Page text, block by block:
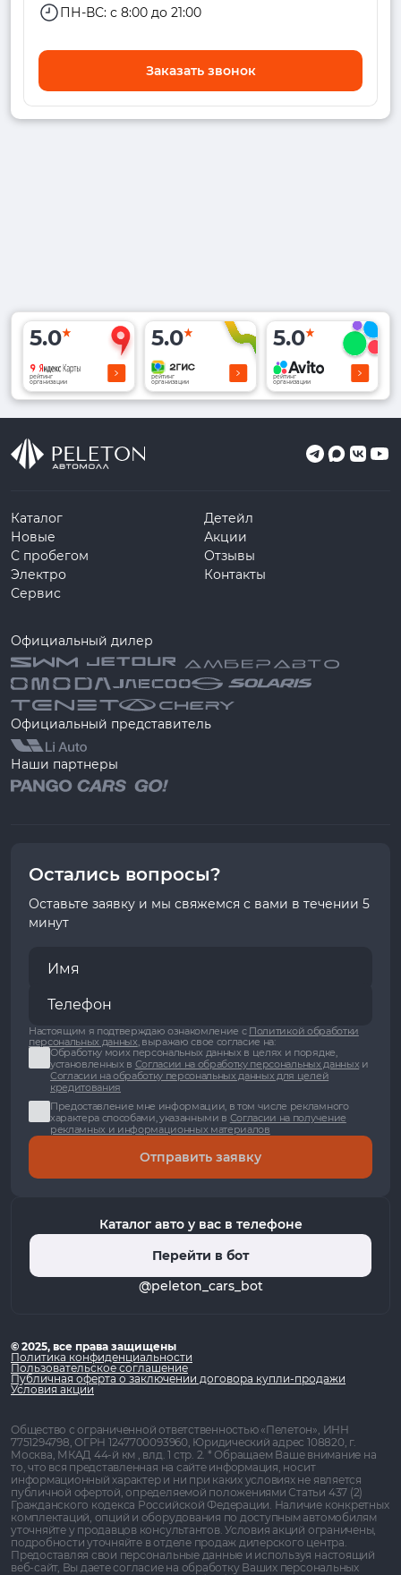
ПН-ВС: с 8:00 до 21:00
Заказать звонок
5.0
рейтинг
организации
5.0
рейтинг
организации
5.0
рейтинг
организации
Каталог
Новые
С пробегом
Электро
Сервис
Детейл
Акции
Отзывы
Контакты
Официальный дилер
Официальный представитель
Наши партнеры
Остались вопросы?
Оставьте заявку и мы свяжемся с вами в течении 5
минут
Настоящим я подтверждаю ознакомление с Политикой обработки
персональных данных, выражаю свое согласие на:
Обработку моих персональных данных в целях и порядке,
установленных в Согласии на обработку персональных данныхи
Согласии на обработку персональных данных для целей
кредитования
Предоставление мне информации, в том числе рекламного
характера способами, указанными в Согласии на получение
рекламных и информационных материалов
Отправить заявку
Каталог авто у вас в телефоне
Перейти в бот
@peleton_cars_bot
© 2025, все права защищены
Политика конфиденциальности
Пользовательское соглашение
Публичная оферта о заключении договора купли-продажи
Условия акции
Общество с ограниченной ответственностью «Пелетон», ИНН
7751294798, ОГРН 1247700093960, Юридический адрес 108820, г.
Москва, МКАД 44-й км , влд. 1 стр. 2. * Обращаем Ваше внимание на
то, что вся представленная на сайте информация, носит
информационный характер и ни при каких условиях не является
публичной офертой, определяемой положениями Статьи 437 (2)
Гражданского кодекса Российской Федерации. Наличие конкретных
комплектаций, опций и оборудования по доступным автомобилям
уточняйте у продавцов консультантов. Условия акций ограничены,
подробности уточняйте в отделе продаж дилерского центра.
Предоставляя свои персональные данные и используя настоящий
веб-сайт, Вы даете согласие на обработку Ваших персональных